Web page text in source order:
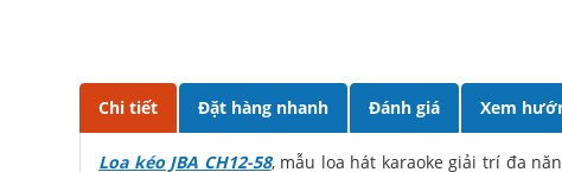
Chi tiết Đặt hàng nhanh Đánh giá Xem
Loa kéo JBA CH12-58, mẫu loa hát karaoke giải trí đa